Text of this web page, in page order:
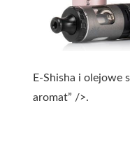
E-Shisha i olejowe
aromat” />.